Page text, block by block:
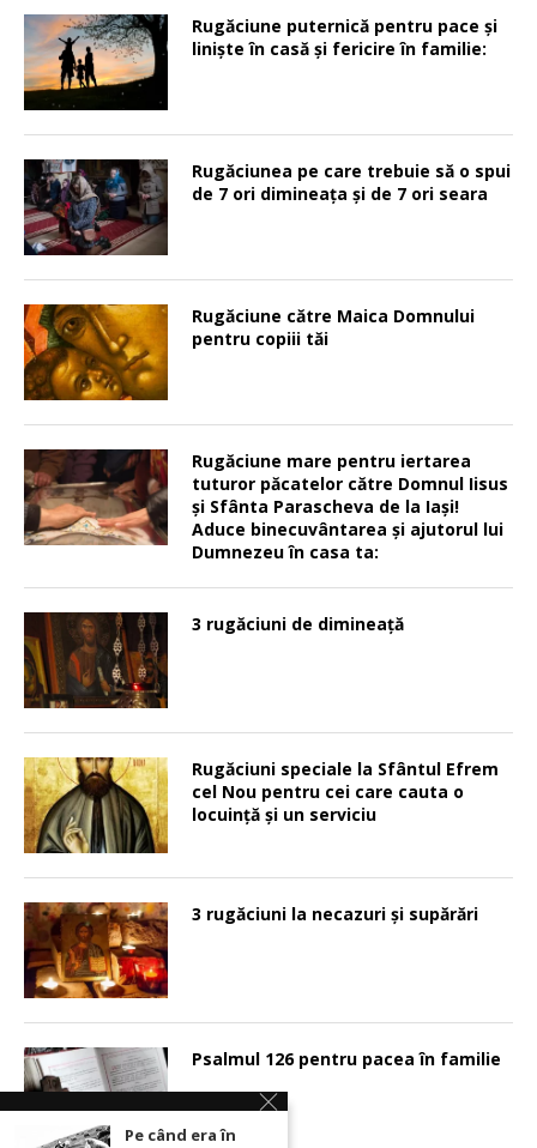
Rugăciune puternică pentru pace şi
linişte în casă şi fericire în familie:
Rugăciunea pe care trebuie să o spui
de 7 ori dimineața și de 7 ori seara
Rugăciune către Maica Domnului
pentru copiii tăi
Rugăciune mare pentru iertarea
tuturor păcatelor către Domnul Iisus
şi Sfânta Parascheva de la Iaşi!
Aduce binecuvântarea şi ajutorul lui
Dumnezeu în casa ta:
3 rugăciuni de dimineață
Rugăciuni speciale la Sfântul Efrem
cel Nou pentru cei care cauta o
locuinţă şi un serviciu
3 rugăciuni la necazuri și supărări
Psalmul 126 pentru pacea în familie
Pe când era în